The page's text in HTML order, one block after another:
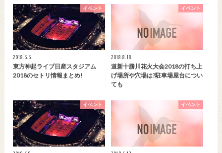
イベント
2018.6.6
東方神起ライブ日産スタジアム
2018のセトリ情報まとめ!
イベント
2018.8.18
道新十勝川花火大会2018の打ち上
げ場所や穴場は?駐車場屋台につい
ても
イベント イベント